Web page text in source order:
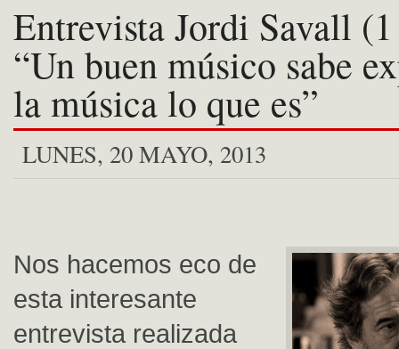
Entrevista Jordi Savall
“Un buen músico sabe
la música lo que es”
LUNES, 20 MAYO, 2013
Nos hacemos eco de
esta interesante
entrevista realizada